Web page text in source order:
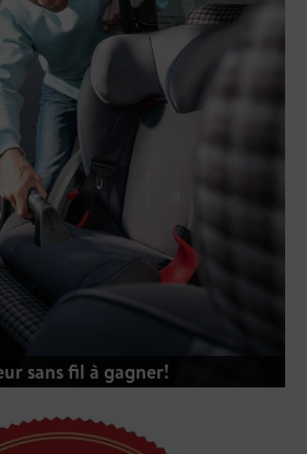
sans fil à gagner!